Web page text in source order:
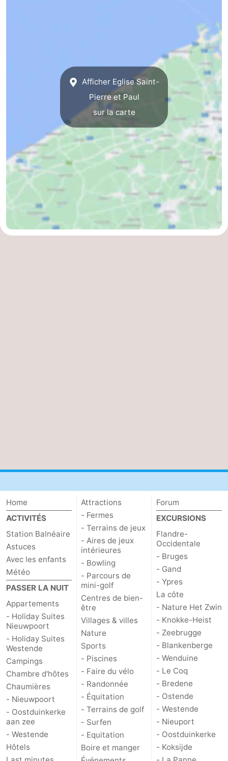
Ostende
Westende
-
Nieuport
-
Oostduinkerke
-
Koksijde
-
Afficher Eglise Saint-
Pierre et Paul
sur la carte
Home
ACTIVITÉS
Station Balnéaire
Astuces
Avec les enfants
Météo
PASSER LA NUIT
Appartements
- Holiday Suites
Nieuwpoort
- Holiday Suites
Westende
Campings
Chambre d'hôtes
Chaumières
- Nieuwpoort
- Oostduinkerke
aan zee
- Westende
Hôtels
Attractions
- Fermes
- Terrains de jeux
- Aires de jeux
intérieures
- Bowling
- Parcours de
mini-golf
Centres de bien-
être
Villages & villes
Nature
Sports
- Piscines
- Faire du vélo
- Randonnée
- Équitation
- Terrains de golf
- Surfen
- Equitation
Boire et manger
Forum
EXCURSIONS
Flandre-
Occidentale
- Bruges
- Gand
- Ypres
La côte
- Nature Het Zwin
- Knokke-Heist
- Zeebrugge
- Blankenberge
- Wenduine
- Le Coq
- Bredene
- Ostende
- Westende
- Nieuport
- Oostduinkerke
- Koksijde